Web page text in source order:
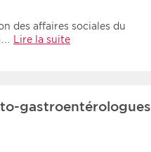
des affaires sociales du
Lire la suite
gastroentérologues